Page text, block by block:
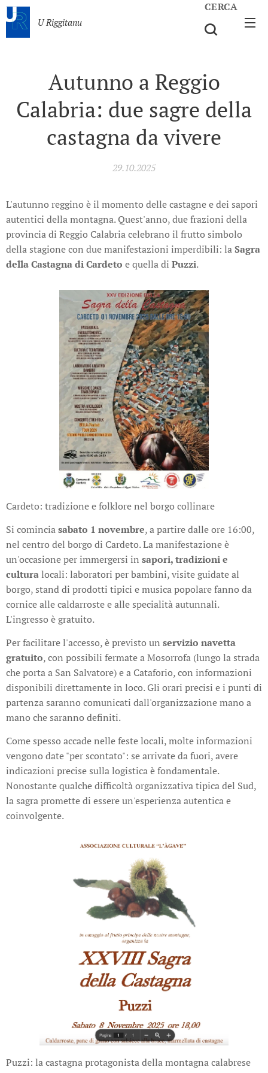
U Riggitanu
CERCA
Autunno a Reggio
Calabria: due sagre della
castagna da vivere
29.10.2025
L'autunno reggino è il momento delle castagne e dei sapori
autentici della montagna. Quest'anno, due frazioni della
provincia di Reggio Calabria celebrano il frutto simbolo
della stagione con due manifestazioni imperdibili: laSagra
della Castagna di Cardeto e quella di Puzzi.
Cardeto: tradizione e folklore nel borgo collinare
Si cominciasabato 1 novembre, a partire dalle ore 16:00,
nel centro del borgo di Cardeto. La manifestazione è
un'occasione per immergersi in sapori, tradizioni e
culturalocali: laboratori per bambini, visite guidate al
borgo, stand di prodotti tipici e musica popolare fanno da
cornice alle caldarroste e alle specialità autunnali.
L'ingresso è gratuito.
Per facilitare l'accesso, è previsto un servizio navetta
gratuito, con possibili fermate a Mosorrofa (lungo la strada
che porta a San Salvatore) e a Cataforio, con informazioni
disponibili direttamente in loco. Gli orari precisi e i punti di
partenza saranno comunicati dall'organizzazione mano a
mano che saranno definiti.
Come spesso accade nelle feste locali, molte informazioni
vengono date "per scontato": se arrivate da fuori, avere
indicazioni precise sulla logistica è fondamentale.
Nonostante qualche difficoltà organizzativa tipica del Sud,
la sagra promette di essere un'esperienza autentica e
coinvolgente.
Puzzi: la castagna protagonista della montagna calabrese